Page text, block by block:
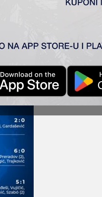
kolu Vojođanske lige
Kikindu i pobedili 5:1.